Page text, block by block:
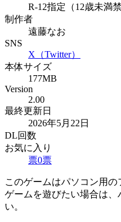
R-12指定（12歳未満禁
制作者
遠藤なお
SNS
X（Twitter）
本体サイズ
177MB
Version
2.00
最終更新日
2026年5月22日
DL回数
お気に入り
票0票
このゲームはパソコン用の
ゲームを遊びたい場合は、
い。